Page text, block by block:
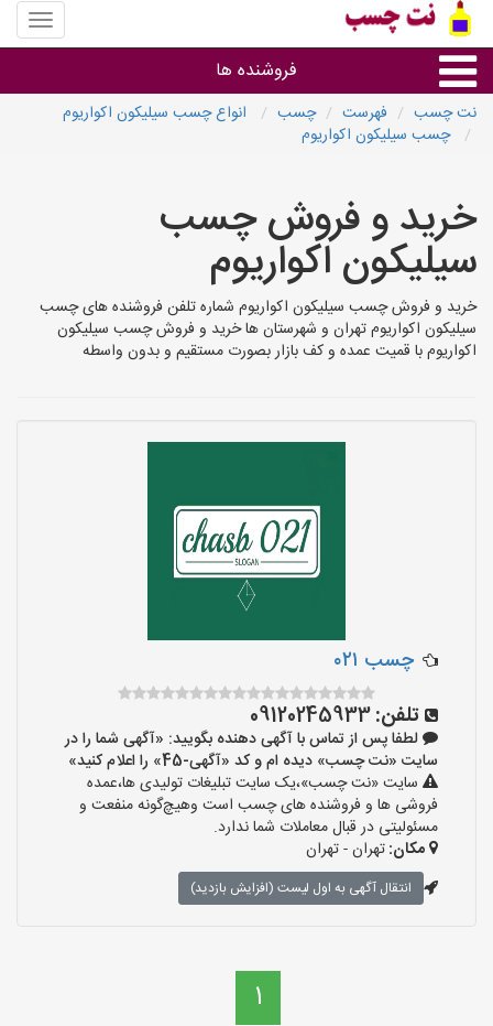
منوی
سایت
چسب
فروشنده ها
نت چسب فهرست چسب
انواع چسب سیلیکون اکواریوم
چسب سیلیکون اکواریوم
خرید و فروش چسب
سیلیکون اکواریوم
خرید و فروش چسب سیلیکون اکواریوم شماره تلفن فروشنده های چسب
سیلیکون اکواریوم تهران و شهرستان ها خرید و فروش چسب سیلیکون
اکواریوم با قمیت عمده و کف بازار بصورت مستقیم و بدون واسطه
چسب ۰۲۱
تلفن:09120245933
لطفا پس از تماس با آگهی دهنده بگویید: «آگهی شما را در
سایت «نت چسب» دیده ام و کد «آگهی-45» را اعلام کنید»
سایت «نت چسب»،یک سایت تبلیغات تولیدی ها،عمده
فروشی ها و فروشنده های چسب است وهیچ‌گونه منفعت و
مسئولیتی در قبال معاملات شما ندارد.
مکان:تهران - تهران
انتقال آگهی به اول لیست (افزایش بازدید)
1